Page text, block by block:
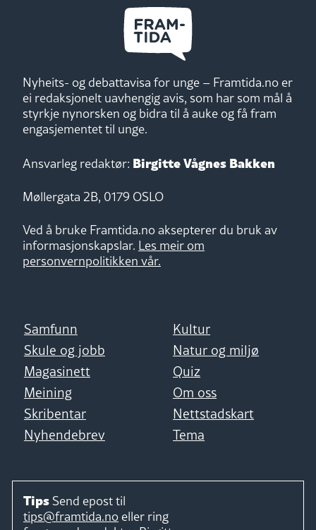
Nyheits- og debattavisa for unge – Framtida.no er
ei redaksjonelt uavhengig avis, som har som mål å
styrkje nynorsken og bidra til å auke og få fram
engasjementet til unge.
Ansvarleg redaktør: Birgitte Vågnes Bakken
Møllergata 2B, 0179 OSLO
Ved å bruke Framtida.no aksepterer du bruk av
informasjonskapslar. Les meir om
personvernpolitikken vår.
Samfunn
Kultur
Skule og jobb
Natur og miljø
Magasinett
Quiz
Meining
Om oss
Skribentar
Nettstadskart
Nyhendebrev
Tema
Tips Send epost til
tips@framtida.no eller ring